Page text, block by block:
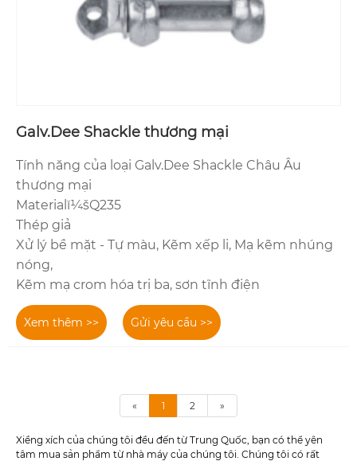
Galv.Dee Shackle thương mại
Tính năng của loại Galv.Dee Shackle Châu Âu
thương mại
Materialï¼šQ235
Thép giả
Xử lý bề mặt - Tự màu, Kẽm xếp li, Mạ kẽm nhúng
nóng,
Kẽm mạ crom hóa trị ba, sơn tĩnh điện
Xem thêm >> Gửi yêu cầu >>
« 1 2 »
Xiềng xích của chúng tôi đều đến từ Trung Quốc, bạn có thể yên
tâm mua sản phẩm từ nhà máy của chúng tôi. Chúng tôi có rất